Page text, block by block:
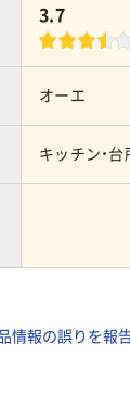
3.7
オーエ
キッチン・台
情報の誤りを報